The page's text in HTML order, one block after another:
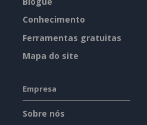
Conhecimento
Ferramentas gratuitas
Mapa do site
Empresa
Sobre nós